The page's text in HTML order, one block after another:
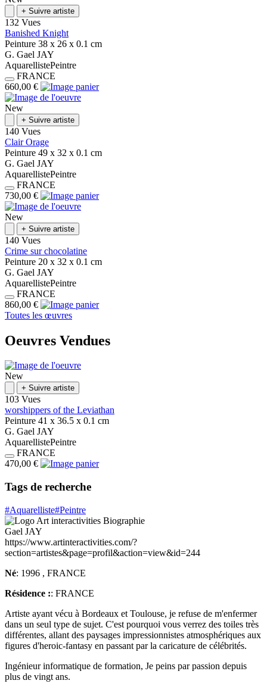
+ Suivre artiste
132 Vues
Banished Knight
Peinture 38 x 26 x 0.1 cm
G. Gael JAY
AquarellistePeintre
FRANCE
660,00 €
New
+ Suivre artiste
140 Vues
Clair Orage
Peinture 49 x 32 x 0.1 cm
G. Gael JAY
AquarellistePeintre
FRANCE
730,00 €
New
+ Suivre artiste
140 Vues
Crime sur chocolatine
Peinture 20 x 32 x 0.1 cm
G. Gael JAY
AquarellistePeintre
FRANCE
860,00 €
Toutes les œuvres
Oeuvres Vendues
New
+ Suivre artiste
103 Vues
worshippers of the Leviathan
Peinture 41 x 36.5 x 0.1 cm
G. Gael JAY
AquarellistePeintre
FRANCE
470,00 €
Tags de recherche
#Aquarelliste#Peintre
Art interactivities Biographie
Gael JAY
https://www.artinteractivities.com/?
section=artistes&page=profil&action=view&id=244
Né: 1996 , FRANCE
Résidence :: FRANCE
Artiste ayant vécu à Bordeaux et Toulouse, je refuse de m'enfermer
dans un seul type de sujet. C'est pourquoi vous verrez des toiles très
différentes, allant des paysages impressionnistes atmosphériques aux
figures d'heroic-fantasy en passant par la caricature de célébrités.
Ingénieur informatique de formation, Je peins par passion depuis
plus de vingt ans.